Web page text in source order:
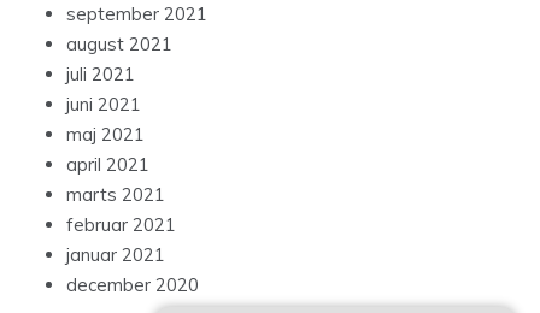
september 2021
august 2021
juli 2021
juni 2021
maj 2021
april 2021
marts 2021
februar 2021
januar 2021
december 2020